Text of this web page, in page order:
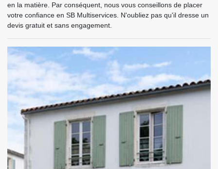
en la matière. Par conséquent, nous vous conseillons de placer
votre confiance en SB Multiservices. N'oubliez pas qu'il dresse un
devis gratuit et sans engagement.